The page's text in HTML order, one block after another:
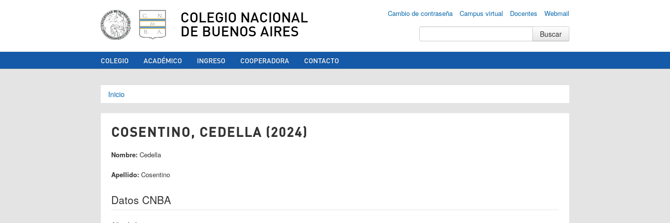
COLEGIO NACIONAL
DE BUENOS AIRES
Cambio de contraseña Campus virtual Docentes Webmail
COLEGIO ACADÉMICO INGRESO COOPERADORA CONTACTO
Se encuentra usted aquí
Inicio
COSENTINO, CEDELLA (2024)
Nombre: Cedella
Apellido: Cosentino
Datos CNBA